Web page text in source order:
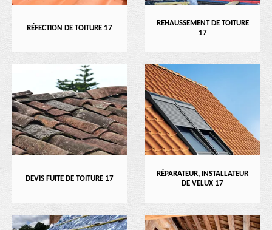
RÉFECTION DE TOITURE 17
REHAUSSEMENT DE TOITURE
17
DEVIS FUITE DE TOITURE 17
RÉPARATEUR, INSTALLATEUR
DE VELUX 17